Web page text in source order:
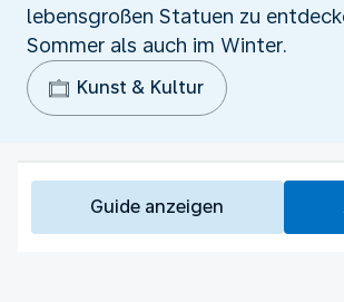
lebensgroßen Statuen zu
Sommer als auch im Winter.
Kunst & Kultur
Guide anzeigen